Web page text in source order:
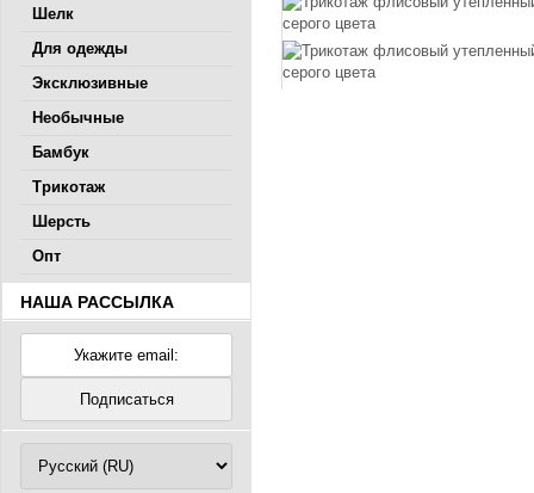
Шелк
Для одежды
Эксклюзивные
Необычные
Бамбук
Трикотаж
Шерсть
Опт
НАША РАССЫЛКА